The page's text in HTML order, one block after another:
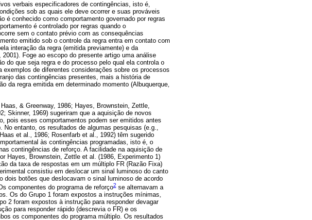
verbais especificadores de contingências, isto é,
sob as quais ele deve ocorrer e suas prováveis
é conhecido como comportamento governado por regras
é controlado por regras quando o
sem o contato prévio com as consequências
emitido sob o controle da regra entra em contato com
interação da regra (emitida previamente) e da
Foge ao escopo do presente artigo uma análise
do que seja regra e do processo pelo qual ela controla o
de diferentes considerações sobre os processos
das contingências presentes, mais a história de
da regra emitida em determinado momento (Albuquerque,
& Greenway, 1986; Hayes, Brownstein, Zettle,
Skinner, 1969) sugeriram que a aquisição de novos
pois esses comportamentos podem ser emitidos antes
entanto, os resultados de algumas pesquisas (e.g.,
et al., 1986; Rosenfarb et al., 1992) têm sugerido
às contingências programadas, isto é, o
contingências de reforço. A facilidade na aquisição de
Hayes, Brownstein, Zettle et al. (1986, Experimento 1)
da taxa de respostas em um múltiplo FR (Razão Fixa)
consistiu em deslocar um sinal luminoso do canto
dois botões que deslocavam o sinal luminoso de acordo
componentes do programa de reforço2 se alternavam a
Os do Grupo 1 foram expostos a instruções mínimas,
2 foram expostos à instrução para responder devagar
para responder rápido (descrevia o FR) e os
os componentes do programa múltiplo. Os resultados